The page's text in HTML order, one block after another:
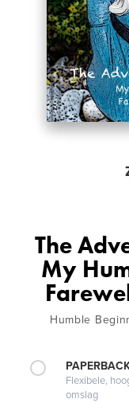
The
My
Humble
Flexibele,
omslag